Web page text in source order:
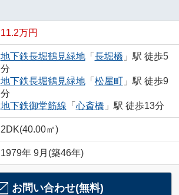
11.2万円
地下鉄長堀鶴見緑地「 長堀橋 」駅 徒歩5
分
地下鉄長堀鶴見緑地「 松屋町」駅 徒歩9
分
地下鉄御堂筋線 「 心斎橋 」駅 徒歩13分
2DK(40.00㎡)
1979年 9月(築46年)
お問い合わせ(無料)